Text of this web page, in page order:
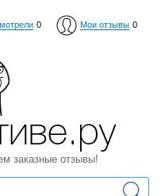
0 Мои отзывы 0
заказные отзывы!